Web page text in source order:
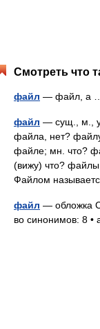
Смотреть что
файл — файл, а
файл — сущ., м.,
файла, нет?
файле; мн. что?
(вижу) что?
Файлом
файл — обложка
во синонимов: 8